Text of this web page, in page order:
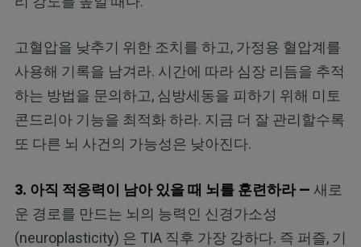
고혈압을 낮추기 위한 조치를 하고, 가정용 혈압계를
사용해 기록을 남겨라. 시간에 따라 심장 리듬을 추적
하는 방법을 문의하고, 심방세동을 피하기 위해 미토
콘드리아 기능을 최적화 하라. 지금 더 잘 관리할수록
또 다른 뇌 사건의 가능성은 낮아진다.
3. 아직 적응력이 남아 있을 때 뇌를 훈련하라 — 새로
운 경로를 만드는 뇌의 능력인 신경가소성
(neuroplasticity) 은 TIA 직후 가장 강하다. 즉 퍼즐, 기